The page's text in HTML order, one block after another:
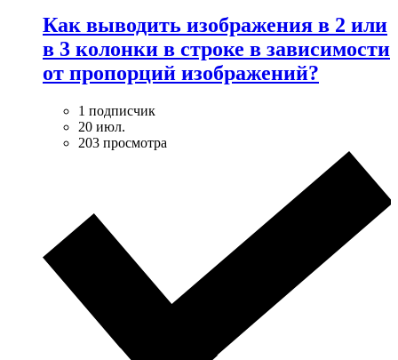
Как выводить изображения в 2 или
в 3 колонки в строке в зависимости
от пропорций изображений?
1 подписчик
20 июл.
203 просмотра